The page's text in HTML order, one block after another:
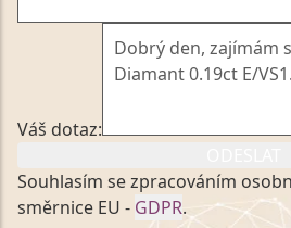
Váš dotaz:
Souhlasím se zpracováním
směrnice EU - GDPR.